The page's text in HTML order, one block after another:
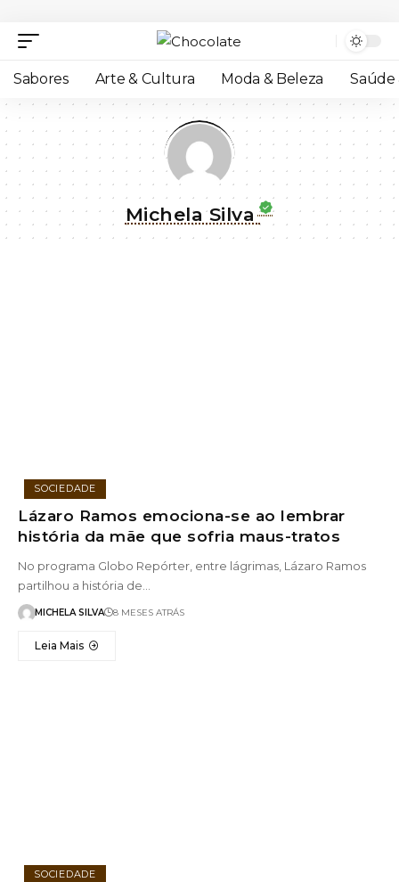
Sabores Arte & Cultura Moda & Beleza Saúde
Michela Silva
SOCIEDADE
Lázaro Ramos emociona-se ao lembrar
história da mãe que sofria maus-tratos
No programa Globo Repórter, entre lágrimas, Lázaro Ramos
partilhou a história de…
MICHELA SILVA 8 MESES ATRÁS
Leia Mais
SOCIEDADE